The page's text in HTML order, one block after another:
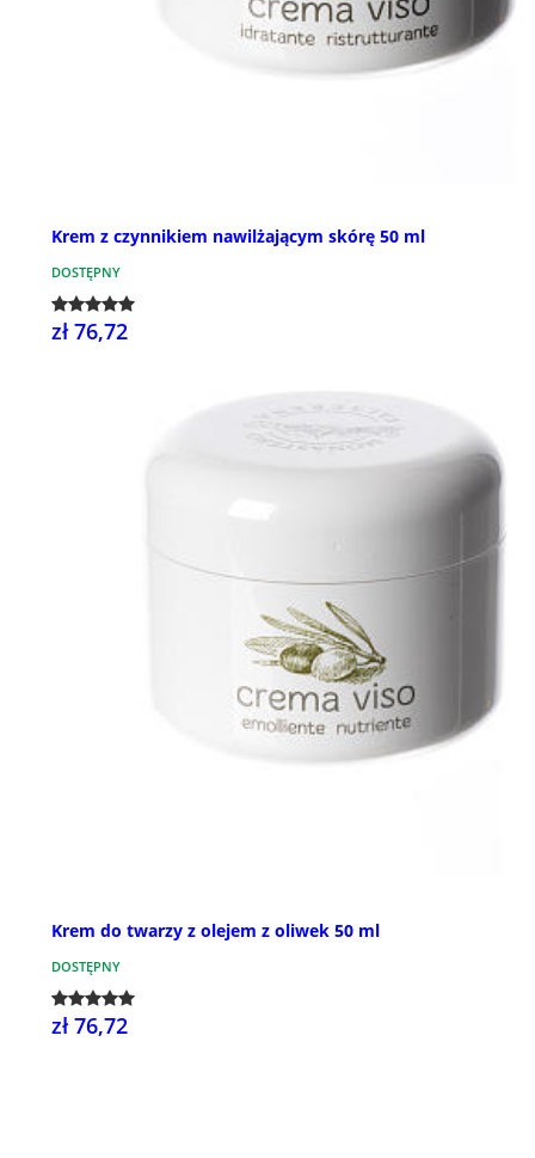
Krem z czynnikiem nawilżającym skórę 50 ml
DOSTĘPNY
zł 76,72
Krem do twarzy z olejem z oliwek 50 ml
DOSTĘPNY
zł 76,72